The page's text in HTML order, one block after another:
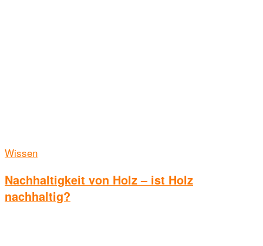
Wissen
Nachhaltigkeit von Holz – ist Holz
nachhaltig?